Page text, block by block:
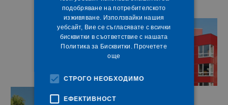
подобряване на потребителското
изживяване. Използвайки нашия
уебсайт, Вие се съгласявате с всички
бисквитки в съответствие с нашата
Политика за Бисквитки. Прочетете
още
СТРОГО НЕОБХОДИМО
ЕФЕКТИВНОСТ